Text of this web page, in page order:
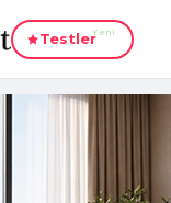
TestlerYeni